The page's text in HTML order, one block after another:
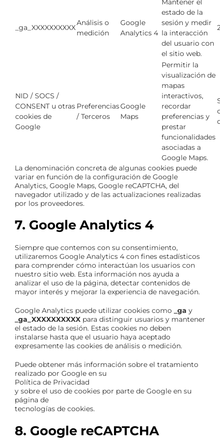
_ga_XXXXXXXXXX
Análisis o
medición
Google
Analytics 4
estado de la
sesión y medir
la interacción
del usuario con
el sitio web.
NID / SOCS /
CONSENT u otras
cookies de
Google
Preferencias
/ Terceros
Google
Maps
Permitir la
visualización de
mapas
interactivos,
recordar
preferencias y
prestar
funcionalidades
asociadas a
Google Maps.
La denominación concreta de algunas cookies puede
variar en función de la configuración de Google
Analytics, Google Maps, Google reCAPTCHA, del
navegador utilizado y de las actualizaciones realizadas
por los proveedores.
7. Google Analytics 4
Siempre que contemos con su consentimiento,
utilizaremos Google Analytics 4 con fines estadísticos
para comprender cómo interactúan los usuarios con
nuestro sitio web. Esta información nos ayuda a
analizar el uso de la página, detectar contenidos de
mayor interés y mejorar la experiencia de navegación.
Google Analytics puede utilizar cookies como _ga y
_ga_XXXXXXXXXX para distinguir usuarios y mantener
el estado de la sesión. Estas cookies no deben
instalarse hasta que el usuario haya aceptado
expresamente las cookies de análisis o medición.
Puede obtener más información sobre el tratamiento
realizado por Google en su
Política de Privacidad
y sobre el uso de cookies por parte de Google en su
página de
tecnologías de cookies.
8. Google reCAPTCHA